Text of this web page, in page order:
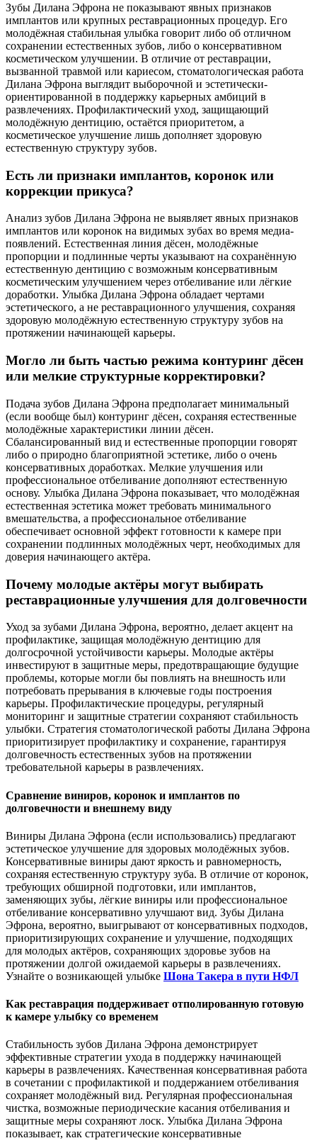
Зубы Дилана Эфрона не показывают явных признаков
имплантов или крупных реставрационных процедур. Его
молодёжная стабильная улыбка говорит либо об отличном
сохранении естественных зубов, либо о консервативном
косметическом улучшении. В отличие от реставрации,
вызванной травмой или кариесом, стоматологическая работа
Дилана Эфрона выглядит выборочной и эстетически-
ориентированной в поддержку карьерных амбиций в
развлечениях. Профилактический уход, защищающий
молодёжную дентицию, остаётся приоритетом, а
косметическое улучшение лишь дополняет здоровую
естественную структуру зубов.
Есть ли признаки имплантов, коронок или
коррекции прикуса?
Анализ зубов Дилана Эфрона не выявляет явных признаков
имплантов или коронок на видимых зубах во время медиа-
появлений. Естественная линия дёсен, молодёжные
пропорции и подлинные черты указывают на сохранённую
естественную дентицию с возможным консервативным
косметическим улучшением через отбеливание или лёгкие
доработки. Улыбка Дилана Эфрона обладает чертами
эстетического, а не реставрационного улучшения, сохраняя
здоровую молодёжную естественную структуру зубов на
протяжении начинающей карьеры.
Могло ли быть частью режима контуринг дёсен
или мелкие структурные корректировки?
Подача зубов Дилана Эфрона предполагает минимальный
(если вообще был) контуринг дёсен, сохраняя естественные
молодёжные характеристики линии дёсен.
Сбалансированный вид и естественные пропорции говорят
либо о природно благоприятной эстетике, либо о очень
консервативных доработках. Мелкие улучшения или
профессиональное отбеливание дополняют естественную
основу. Улыбка Дилана Эфрона показывает, что молодёжная
естественная эстетика может требовать минимального
вмешательства, а профессиональное отбеливание
обеспечивает основной эффект готовности к камере при
сохранении подлинных молодёжных черт, необходимых для
доверия начинающего актёра.
Почему молодые актёры могут выбирать
реставрационные улучшения для долговечности
Уход за зубами Дилана Эфрона, вероятно, делает акцент на
профилактике, защищая молодёжную дентицию для
долгосрочной устойчивости карьеры. Молодые актёры
инвестируют в защитные меры, предотвращающие будущие
проблемы, которые могли бы повлиять на внешность или
потребовать прерывания в ключевые годы построения
карьеры. Профилактические процедуры, регулярный
мониторинг и защитные стратегии сохраняют стабильность
улыбки. Стратегия стоматологической работы Дилана Эфрона
приоритизирует профилактику и сохранение, гарантируя
долговечность естественных зубов на протяжении
требовательной карьеры в развлечениях.
Сравнение виниров, коронок и имплантов по
долговечности и внешнему виду
Виниры Дилана Эфрона (если использовались) предлагают
эстетическое улучшение для здоровых молодёжных зубов.
Консервативные виниры дают яркость и равномерность,
сохраняя естественную структуру зуба. В отличие от коронок,
требующих обширной подготовки, или имплантов,
заменяющих зубы, лёгкие виниры или профессиональное
отбеливание консервативно улучшают вид. Зубы Дилана
Эфрона, вероятно, выигрывают от консервативных подходов,
приоритизирующих сохранение и улучшение, подходящих
для молодых актёров, сохраняющих здоровье зубов на
протяжении долгой ожидаемой карьеры в развлечениях.
Узнайте о возникающей улыбке Шона Такера в пути НФЛ
Как реставрация поддерживает отполированную готовую
к камере улыбку со временем
Стабильность зубов Дилана Эфрона демонстрирует
эффективные стратегии ухода в поддержку начинающей
карьеры в развлечениях. Качественная консервативная работа
в сочетании с профилактикой и поддержанием отбеливания
сохраняет молодёжный вид. Регулярная профессиональная
чистка, возможные периодические касания отбеливания и
защитные меры сохраняют лоск. Улыбка Дилана Эфрона
показывает, как стратегические консервативные